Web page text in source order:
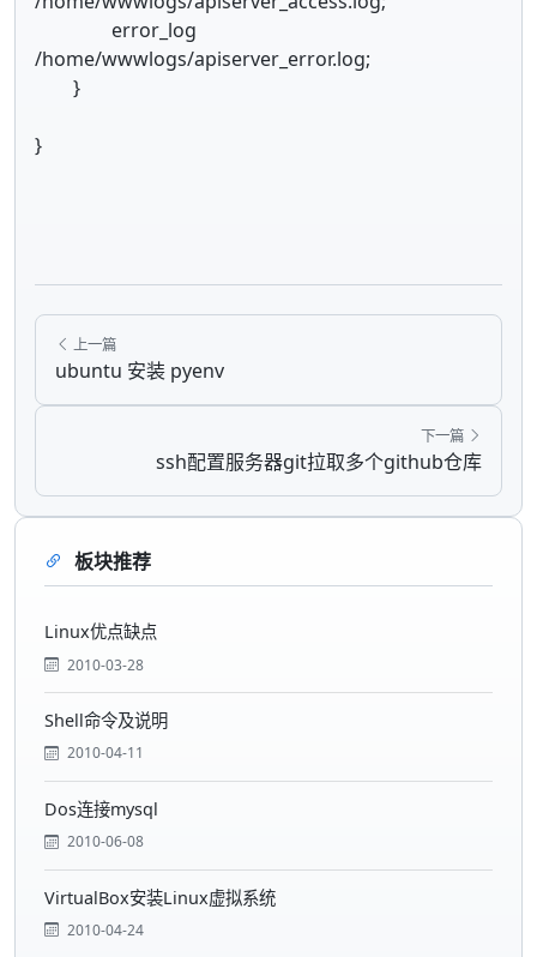
error_log
/home/wwwlogs/apiserver_error.log;
}
}
上一篇
ubuntu 安装 pyenv
下一篇
ssh配置服务器git拉取多个github仓库
板块推荐
Linux优点缺点
2010-03-28
Shell命令及说明
2010-04-11
Dos连接mysql
2010-06-08
VirtualBox安装Linux虚拟系统
2010-04-24